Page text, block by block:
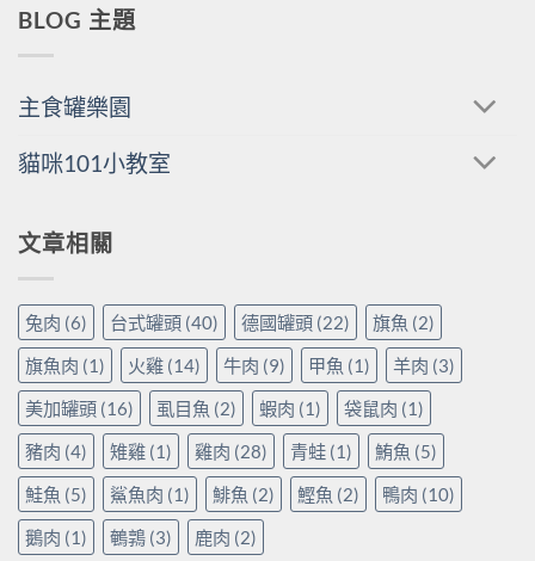
BLOG 主題
主食罐樂園
貓咪101小教室
文章相關
兔肉 (6) 台式罐頭 (40) 德國罐頭 (22) 旗魚 (2)
旗魚肉 (1) 火雞 (14) 牛肉 (9) 甲魚 (1) 羊肉 (3)
美加罐頭 (16) 虱目魚 (2) 蝦肉 (1) 袋鼠肉 (1)
豬肉 (4) 雉雞 (1) 雞肉 (28) 青蛙 (1) 鮪魚 (5)
鮭魚 (5) 鯊魚肉 (1) 鯡魚 (2) 鰹魚 (2) 鴨肉 (10)
鵝肉 (1) 鵪鶉 (3) 鹿肉 (2)